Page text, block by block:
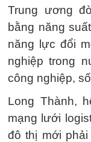
Trung ương
bằng năng
năng lực đổi
nghiệp trong
công nghiệp,
Long Thành,
mạng lưới
đô thị mới